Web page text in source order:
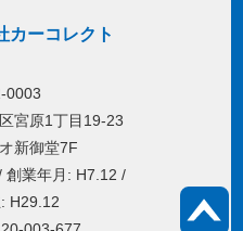
カーコレクト
0003
宮原1丁目19-23
新御堂7F
創業年月: H7.12 /
H29.12